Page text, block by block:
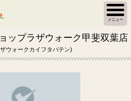
メニュー
ップラザウォーク甲斐双葉店
ウォークカイフタバテン)